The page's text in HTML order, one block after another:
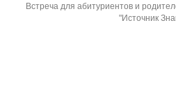
Встреча для абитуриентов и
"Источник